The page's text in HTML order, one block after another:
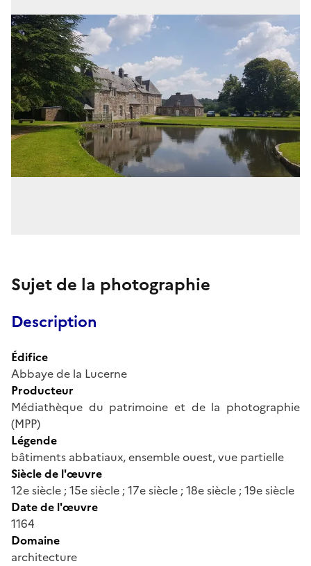
Sujet de la photographie
Description
Édifice
Abbaye de la Lucerne
Producteur
Médiathèque du patrimoine et de la photographie
(MPP)
Légende
bâtiments abbatiaux, ensemble ouest, vue partielle
Siècle de l'œuvre
12e siècle ; 15e siècle ; 17e siècle ; 18e siècle ; 19e siècle
Date de l'œuvre
1164
Domaine
architecture